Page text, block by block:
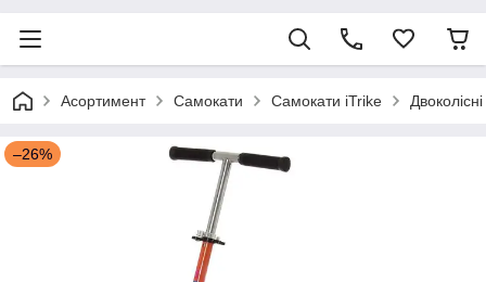
Асортимент Самокати Самокати iTrike
–26%